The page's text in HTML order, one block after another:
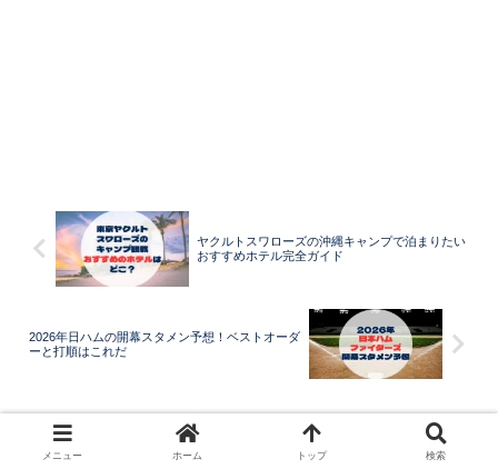
ヤクルトスワローズの沖縄キャンプで泊まりたい
おすすめホテル完全ガイド
2026年日ハムの開幕スタメン予想！ベストオーダ
ーと打順はこれだ
コメント
メニュー ホーム トップ 検索